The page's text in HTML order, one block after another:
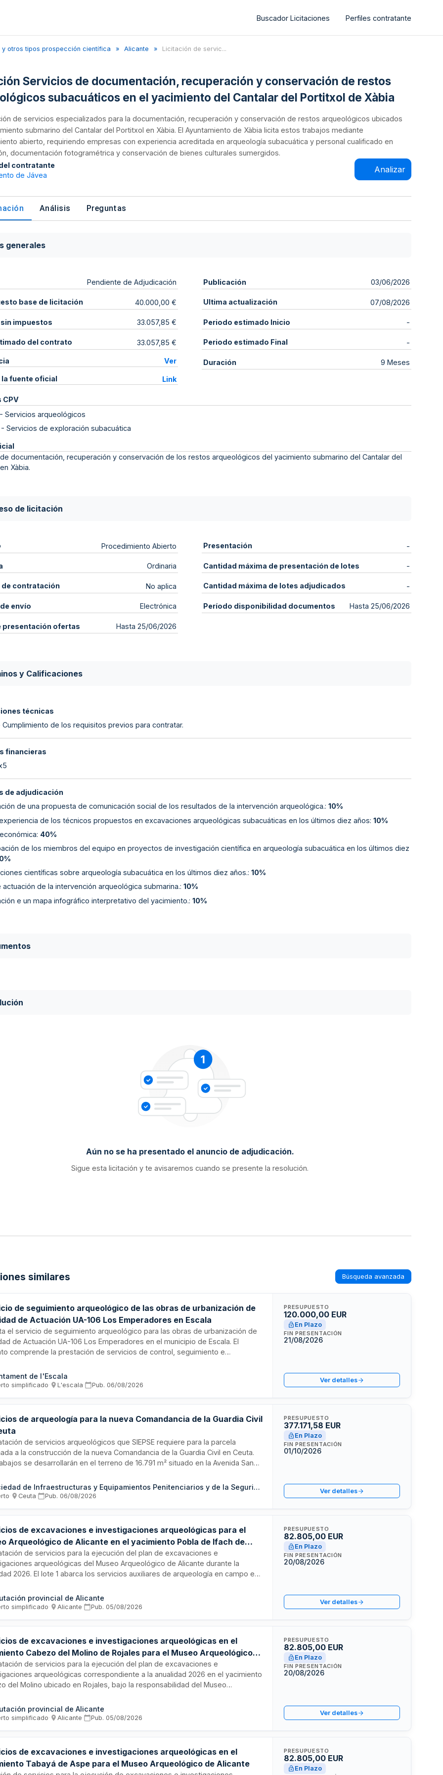
Buscador Licitaciones Perfiles contratante
otros tipos prospección científica Alicante Licitación de servic...
Servicios de documentación, recuperación y conservación de restos
subacuáticos en el yacimiento del Cantalar del Portitxol de Xàbia
de servicios especializados para la documentación, recuperación y conservación de restos arqueológicos ubicados
submarino del Cantalar del Portitxol en Xàbia. El Ayuntamiento de Xàbia licita estos trabajos mediante
abierto, requiriendo empresas con experiencia acreditada en arqueología subacuática y personal cualificado en
documentación fotogramétrica y conservación de bienes culturales sumergidos.
contratante
de Jávea
Analizar
Análisis Preguntas
generales
Pendiente de Adjudicación
base de licitación 40.000,00 €
impuestos 33.057,85 €
del contrato 33.057,85 €
Ver
la fuente oficial Link
Publicación 03/06/2026
Ultima actualización 07/08/2026
Periodo estimado Inicio -
Periodo estimado Final -
Duración 9 Meses
CPV
- Servicios arqueológicos
- Servicios de exploración subacuática
documentación, recuperación y conservación de los restos arqueológicos del yacimiento submarino del Cantalar del
Xàbia.
de licitación
Procedimiento Abierto
Ordinaria
de contratación No aplica
envío Electrónica
presentación ofertas Hasta 25/06/2026
Presentación -
Cantidad máxima de presentación de lotes -
Cantidad máxima de lotes adjudicados -
Período disponibilidad documentos Hasta 25/06/2026
y Calificaciones
técnicas
de los requisitos previos para contratar.
financieras
de adjudicación
de una propuesta de comunicación social de los resultados de la intervención arqueológica.: 10%
de los técnicos propuestos en excavaciones arqueológicas subacuáticas en los últimos diez años: 10%
: 40%
de los miembros del equipo en proyectos de investigación científica en arqueología subacuática en los últimos diez
científicas sobre arqueología subacuática en los últimos diez años.: 10%
actuación de la intervención arqueológica submarina.: 10%
e un mapa infográfico interpretativo del yacimiento.: 10%
Aún no se ha presentado el anuncio de adjudicación.
Sigue esta licitación y te avisaremos cuando se presente la resolución.
similares Búsqueda avanzada
de seguimiento arqueológico de las obras de urbanización de
de Actuación UA-106 Los Emperadores en Escala
el servicio de seguimiento arqueológico para las obras de urbanización de
de Actuación UA-106 Los Emperadores en el municipio de Escala. El
comprende la prestación de servicios de control, seguimiento e
estudio y elaboración de documentación técnica de los posibles restos
que puedan resultar afectados durante la ejecución de las obras,
cultural.
de l'Escala
simplificado· L'escala· Pub. 06/08/2026
PRESUPUESTO
120.000,00 EUR
En Plazo
FIN PRESENTACIÓN
21/08/2026
Ver detalles
de arqueología para la nueva Comandancia de la Guardia Civil
de servicios arqueológicos que SIEPSE requiere para la parcela
a la construcción de la nueva Comandancia de la Guardia Civil en Ceuta.
se desarrollarán en el terreno de 16.791 m² situado en la Avenida San
deberá contar con un equipo multidisciplinar para ejecutar los
de prospección, excavación y análisis arqueológicos necesarios conforme
Sociedad de Infraestructuras y Equipamientos Penitenciarios y de la Seguridad del Estado, S.M.E., S.A.
· Ceuta· Pub. 06/08/2026
PRESUPUESTO
377.171,58 EUR
En Plazo
FIN PRESENTACIÓN
01/10/2026
Ver detalles
de excavaciones e investigaciones arqueológicas para el
Arqueológico de Alicante en el yacimiento Pobla de Ifach de
de servicios para la ejecución del plan de excavaciones e
arqueológicas del Museo Arqueológico de Alicante durante la
2026. El lote 1 abarca los servicios auxiliares de arqueología en campo en
y documentación arqueológica. Los servicios se desarrollarán
a los criterios técnicos especificados en las prescripciones técnicas del
arqueológicas.
provincial de Alicante
simplificado· Alicante· Pub. 05/08/2026
PRESUPUESTO
82.805,00 EUR
En Plazo
FIN PRESENTACIÓN
20/08/2026
Ver detalles
de excavaciones e investigaciones arqueológicas en el
Cabezo del Molino de Rojales para el Museo Arqueológico
de servicios para la ejecución del plan de excavaciones e
arqueológicas correspondiente a la anualidad 2026 en el yacimiento
del Molino ubicado en Rojales, bajo la responsabilidad del Museo
arqueológica conforme a las prescripciones técnicas específicas
para este lote.
provincial de Alicante
simplificado· Alicante· Pub. 05/08/2026
PRESUPUESTO
82.805,00 EUR
En Plazo
FIN PRESENTACIÓN
20/08/2026
Ver detalles
de excavaciones e investigaciones arqueológicas en el
Tabayá de Aspe para el Museo Arqueológico de Alicante
PRESUPUESTO
82.805,00 EUR
En Plazo